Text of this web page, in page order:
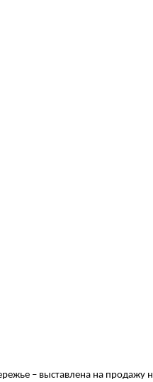
– выставлена на продажу